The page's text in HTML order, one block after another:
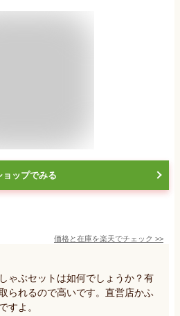
ョップでみる
価格と在庫を楽天でチェック >>
ゃぶセットは如何でしょうか？有
られるので高いです。直営店かふ
すよ。